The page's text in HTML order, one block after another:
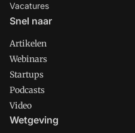
Vacatures
Snel naar
Artikelen
Webinars
Startups
Podcasts
Video
Wetgeving